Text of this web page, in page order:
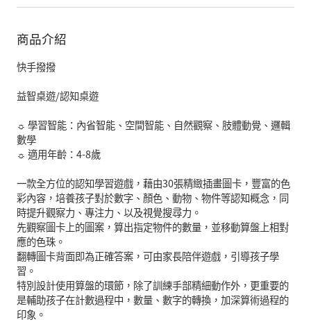
商品介紹
快手撥撥
益智桌遊/認知桌遊
☼ 學習智能：內省智能、空間智能、自然觀察、肢體動覺、邏輯
數學
☼ 適用年齡：4-8歲
一款全方位的認知學習遊戲，藉由30張精緻插畫圖卡，豐富的色
彩內容，培養孩子對於數字、顏色、動物、物件等認知概念，同
時提升觀察力、專注力、以及視覺搜尋力。
先觀察圖卡上的圖案，算出指定物件的數量，並移動算盤上相對
應的色珠。
翻轉圖卡背面即為正確答案，可由家長陪伴遊戲，引導孩子學
習。
特別設計使用算盤的環節，除了訓練手部精細動作外，更重要的
是輔助孩子在計數過程中，數量、數字的轉換，加深算術過程的
印象。